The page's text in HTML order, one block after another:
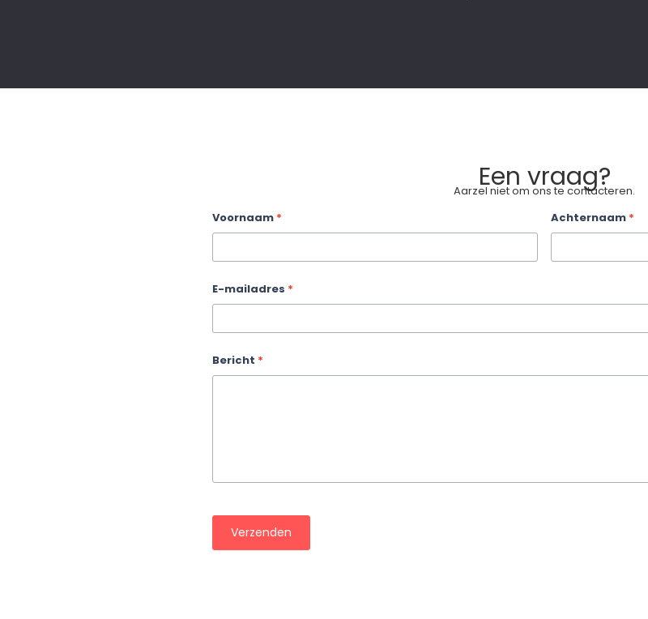
Een vraag?
Aarzel niet om ons te contacteren.
Contactformulier_single
pagina
Voornaam * Achternaam *
E-mailadres *
Bericht *
Verzenden